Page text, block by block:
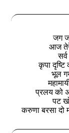
जग
आज
कृपा दृष्टि
भूल
प्रलय को
पट
करुणा बरसा दो